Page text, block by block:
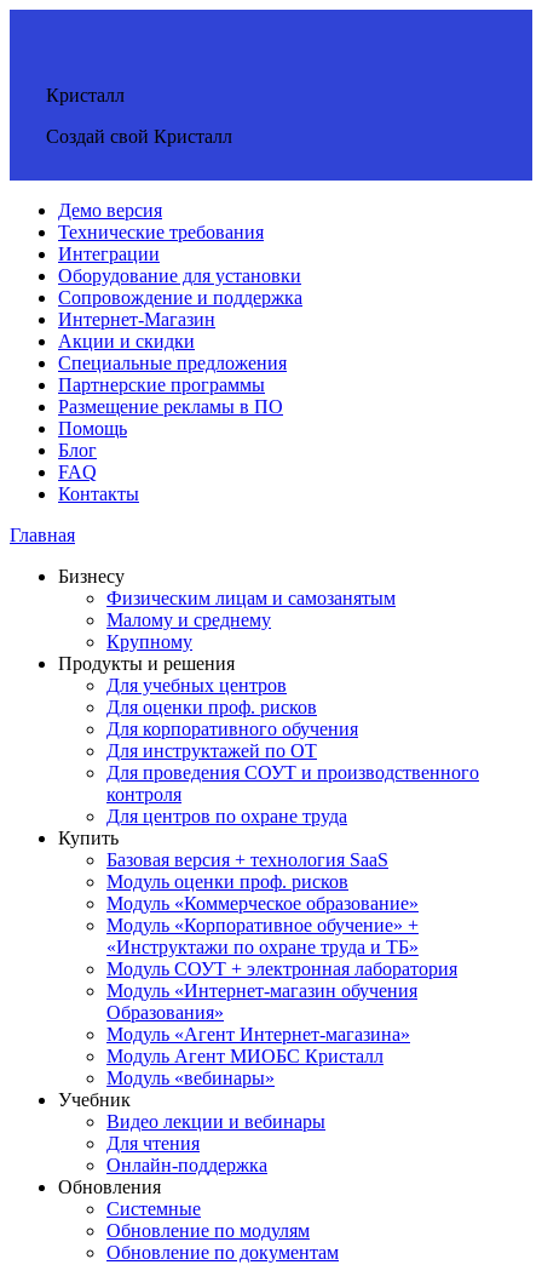
Кристалл
Создай свой Кристалл
Демо версия
Технические требования
Интеграции
Оборудование для установки
Сопровождение и поддержка
Интернет-Магазин
Акции и скидки
Специальные предложения
Партнерские программы
Размещение рекламы в ПО
Помощь
Блог
FAQ
Контакты
Главная
Бизнесу
Физическим лицам и самозанятым
Малому и среднему
Крупному
Продукты и решения
Для учебных центров
Для оценки проф. рисков
Для корпоративного обучения
Для инструктажей по ОТ
Для проведения СОУТ и производственного
контроля
Для центров по охране труда
Купить
Базовая версия + технология SaaS
Модуль оценки проф. рисков
Модуль «Коммерческое образование»
Модуль «Корпоративное обучение» +
«Инструктажи по охране труда и ТБ»
Модуль СОУТ + электронная лаборатория
Модуль «Интернет-магазин обучения
Образования»
Модуль «Агент Интернет-магазина»
Модуль Агент МИОБС Кристалл
Модуль «вебинары»
Учебник
Видео лекции и вебинары
Для чтения
Онлайн-поддержка
Обновления
Системные
Обновление по модулям
Обновление по документам